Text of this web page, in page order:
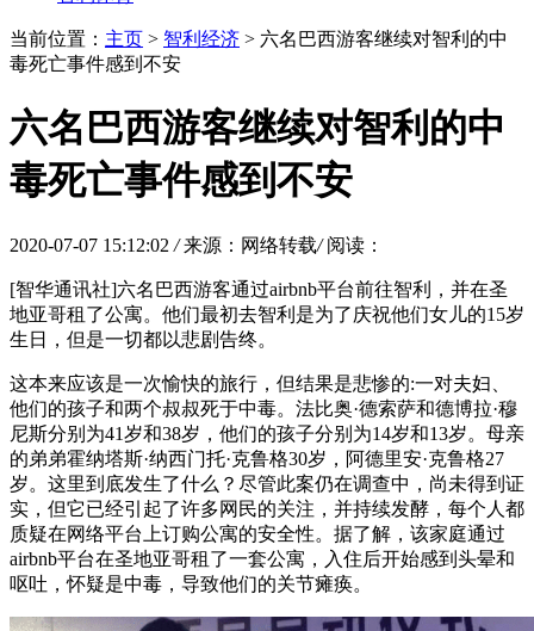
当前位置： 主页 > 智利经济 > 六名巴西游客继续对智利的中
毒死亡事件感到不安
六名巴西游客继续对智利的中
毒死亡事件感到不安
2020-07-07 15:12:02 / 来源：网络转载/ 阅读：
[智华通讯社]六名巴西游客通过airbnb平台前往智利，并在圣
地亚哥租了公寓。他们最初去智利是为了庆祝他们女儿的15岁
生日，但是一切都以悲剧告终。
这本来应该是一次愉快的旅行，但结果是悲惨的:一对夫妇、
他们的孩子和两个叔叔死于中毒。法比奥·德索萨和德博拉·穆
尼斯分别为41岁和38岁，他们的孩子分别为14岁和13岁。母亲
的弟弟霍纳塔斯·纳西门托·克鲁格30岁，阿德里安·克鲁格27
岁。这里到底发生了什么？尽管此案仍在调查中，尚未得到证
实，但它已经引起了许多网民的关注，并持续发酵，每个人都
质疑在网络平台上订购公寓的安全性。据了解，该家庭通过
airbnb平台在圣地亚哥租了一套公寓，入住后开始感到头晕和
呕吐，怀疑是中毒，导致他们的关节瘫痪。